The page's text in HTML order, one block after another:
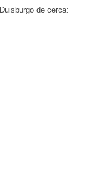
Duisburgo de cerca: